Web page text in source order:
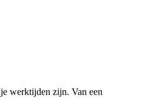
werktijden zijn. Van een